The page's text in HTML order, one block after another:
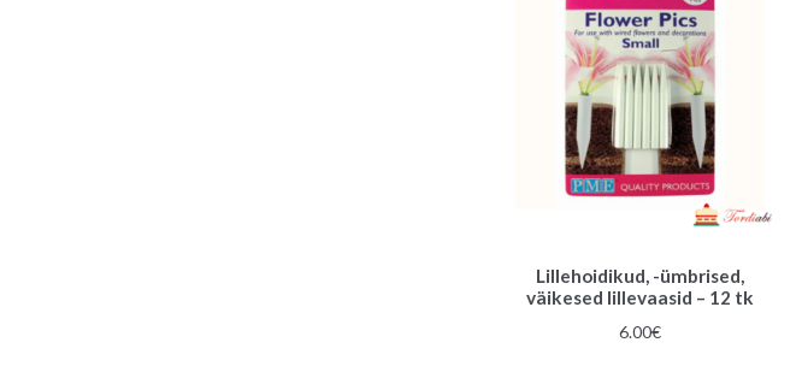
Lillehoidikud, -ümbrised,
väikesed lillevaasid – 12 tk
6.00€